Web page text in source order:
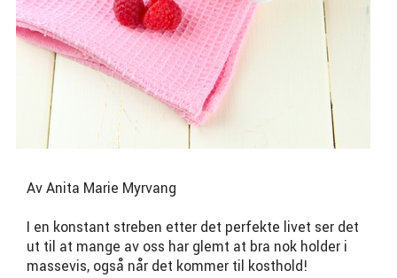
Av Anita Marie Myrvang
I en konstant streben etter det perfekte livet ser det
ut til at mange av oss har glemt at bra nok holder i
massevis, også når det kommer til kosthold!